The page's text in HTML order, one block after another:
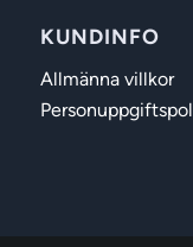
KUNDINFO
Allmänna villkor